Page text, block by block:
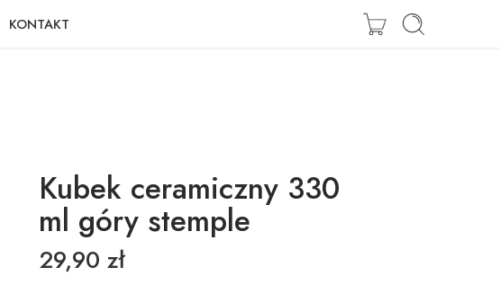
Zaloguj się / Zarejestruj się
KONTAKT
Kubek ceramiczny 330
ml góry stemple
29,90 zł